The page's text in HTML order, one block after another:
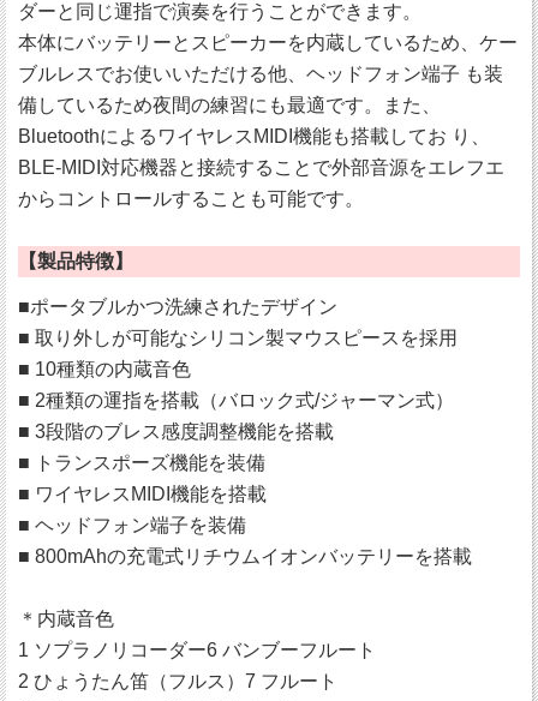
ダーと同じ運指で演奏を行うことができます。
本体にバッテリーとスピーカーを内蔵しているため、ケー
ブルレスでお使いいただける他、ヘッドフォン端子 も装
備しているため夜間の練習にも最適です。また、
BluetoothによるワイヤレスMIDI機能も搭載してお り、
BLE-MIDI対応機器と接続することで外部音源をエレフエ
からコントロールすることも可能です。
【製品特徴】
■ポータブルかつ洗練されたデザイン
■ 取り外しが可能なシリコン製マウスピースを採用
■ 10種類の内蔵音色
■ 2種類の運指を搭載（バロック式/ジャーマン式）
■ 3段階のブレス感度調整機能を搭載
■ トランスポーズ機能を装備
■ ワイヤレスMIDI機能を搭載
■ ヘッドフォン端子を装備
■ 800mAhの充電式リチウムイオンバッテリーを搭載
＊内蔵音色
1 ソプラノリコーダー6 バンブーフルート
2 ひょうたん笛（フルス）7 フルート